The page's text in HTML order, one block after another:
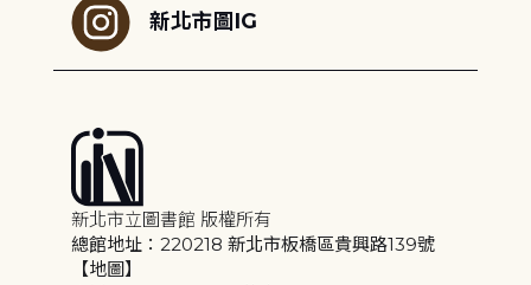
新北市圖IG
新北市立圖書館 版權所有
總館地址：220218 新北市板橋區貴興路139號
【地圖】